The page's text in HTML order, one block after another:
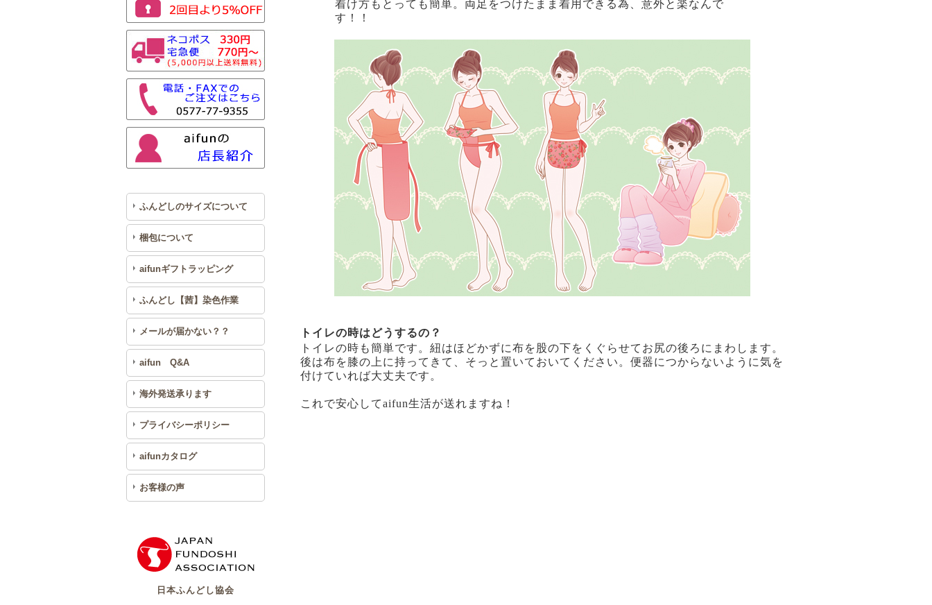
ふんどしのサイズについて
梱包について
aifunギフトラッピング
ふんどし【茜】染色作業
メールが届かない？？
aifun Q&A
海外発送承ります
プライバシーポリシー
aifunカタログ
お客様の声
日本ふんどし協会
着け方もとっても簡単。両足をつけたまま着用できる為、意外と楽なんで
す！！
トイレの時はどうするの？
トイレの時も簡単です。紐はほどかずに布を股の下をくぐらせてお尻の後ろにまわします。
後は布を膝の上に持ってきて、そっと置いておいてください。便器につからないように気を
付けていれば大丈夫です。
これで安心してaifun生活が送れますね！